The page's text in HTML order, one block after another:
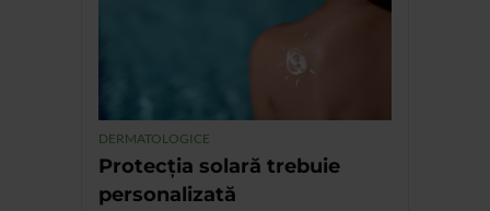
DERMATOLOGICE
Protecția solară trebuie
personalizată